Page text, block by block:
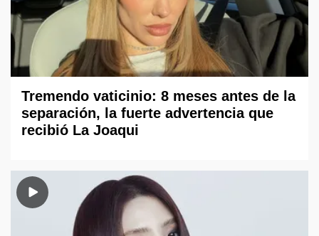
Tremendo vaticinio: 8 meses antes de la
separación, la fuerte advertencia que
recibió La Joaqui